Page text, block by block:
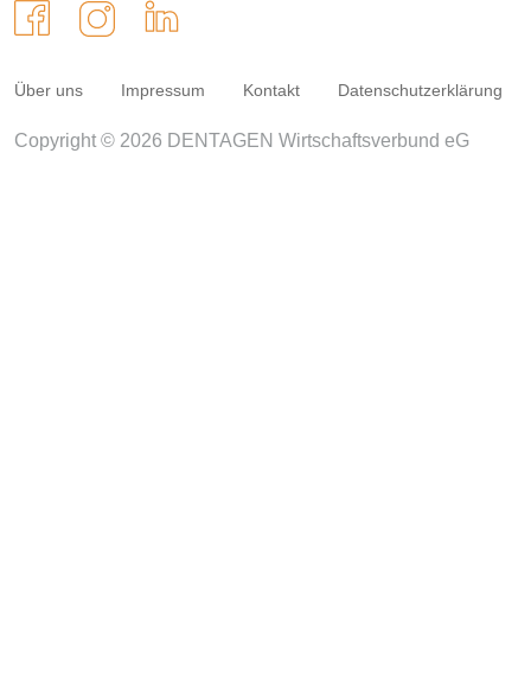
Über uns Impressum Kontakt Datenschutzerklärung
Copyright © 2026 DENTAGEN Wirtschaftsverbund eG